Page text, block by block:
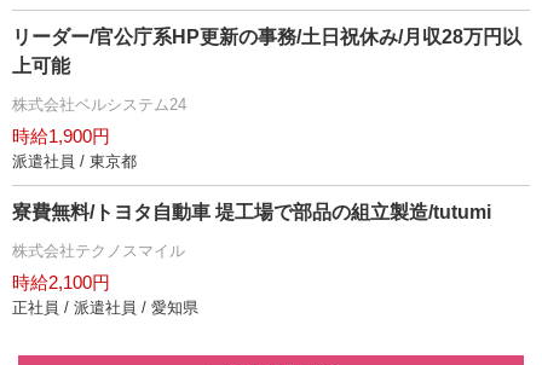
リーダー/官公庁系HP更新の事務/土日祝休み/月収28万円以
上可能
株式会社ベルシステム24
時給1,900円
派遣社員 / 東京都
寮費無料/トヨタ自動車 堤工場で部品の組立製造/tutumi
株式会社テクノスマイル
時給2,100円
正社員 / 派遣社員 / 愛知県